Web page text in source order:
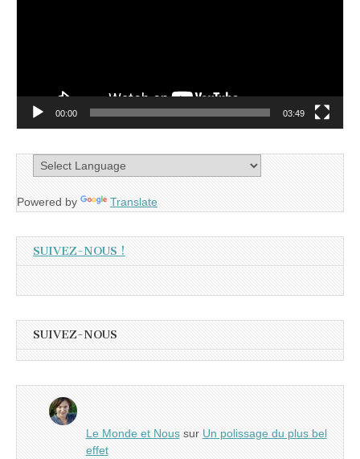
00:00 03:49
Powered by Translate
SUIVEZ-NOUS !
SUIVEZ-NOUS
Le Monde et Noussur Un polissage du plus bel
effet